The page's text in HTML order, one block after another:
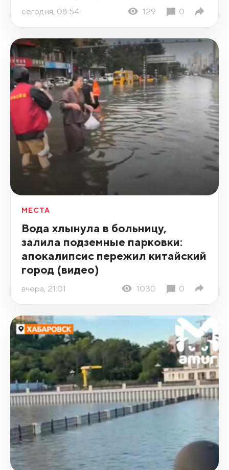
сегодня, 08:54 129 0
МЕСТА
Вода хлынула в больницу,
залила подземные парковки:
апокалипсис пережил китайский
город (видео)
вчера, 21:01 1030 0